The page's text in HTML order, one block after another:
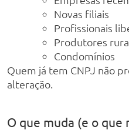
Novas filiais
Profissionais
Produtores
Condomínios
Quem já tem CNPJ não
alteração.
O que muda (e o que